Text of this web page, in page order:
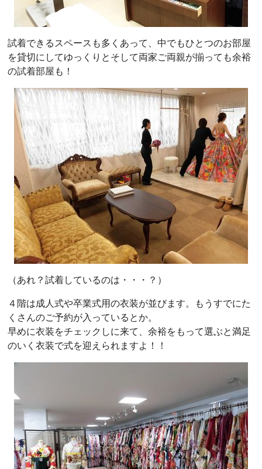
試着できるスペースも多くあって、中でもひとつのお部屋
を貸切にしてゆっくりとそして両家ご両親が揃っても余裕
の試着部屋も！
（あれ？試着しているのは・・・？）
４階は成人式や卒業式用の衣装が並びます。もうすでにた
くさんのご予約が入っているとか。
早めに衣装をチェックしに来て、余裕をもって選ぶと満足
のいく衣装で式を迎えられますよ！！